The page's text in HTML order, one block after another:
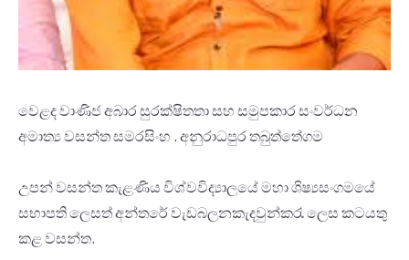
වෙළද වාණිජ අබාර සුරක්ෂිතතා සහ සමුපකාර සංවර්ධන
අමාත්‍ය වසන්ත සමරසිංහ . අනුරාධපුර තබුත්තේගම
උපන් වසන්ත කැළණිය විශ්වවිද්‍යාලයේ මහා ශිෂ්‍යසංගමයේ
සභාපති ලෙසත් අන්තරේ වැඩබලනකැදවුන්කරැ ලෙස කටයතු
කළ වසන්ත.